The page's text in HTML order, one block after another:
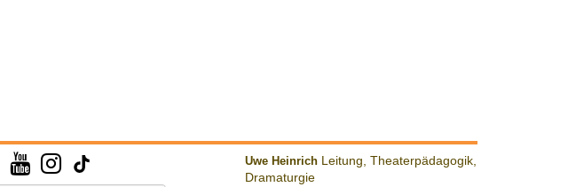
Uwe Heinrich Leitung, Theaterpädagogik,
Dramaturgie